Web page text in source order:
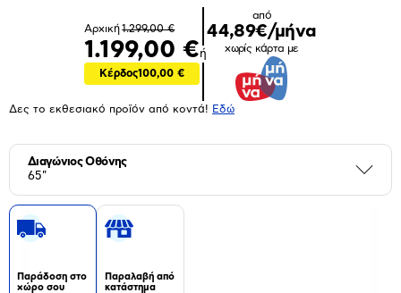
Αρχική1.299,00 €
1.199,00 €
Κέρδος100,00 €
ή
από
44,89€/μήνα
χωρίς κάρτα με
Δες το εκθεσιακό προϊόν από κοντά! Eδώ
Διαγώνιος Οθόνης
65"
Παράδοση στο
χώρο σου
Παραλαβή από
κατάστημα